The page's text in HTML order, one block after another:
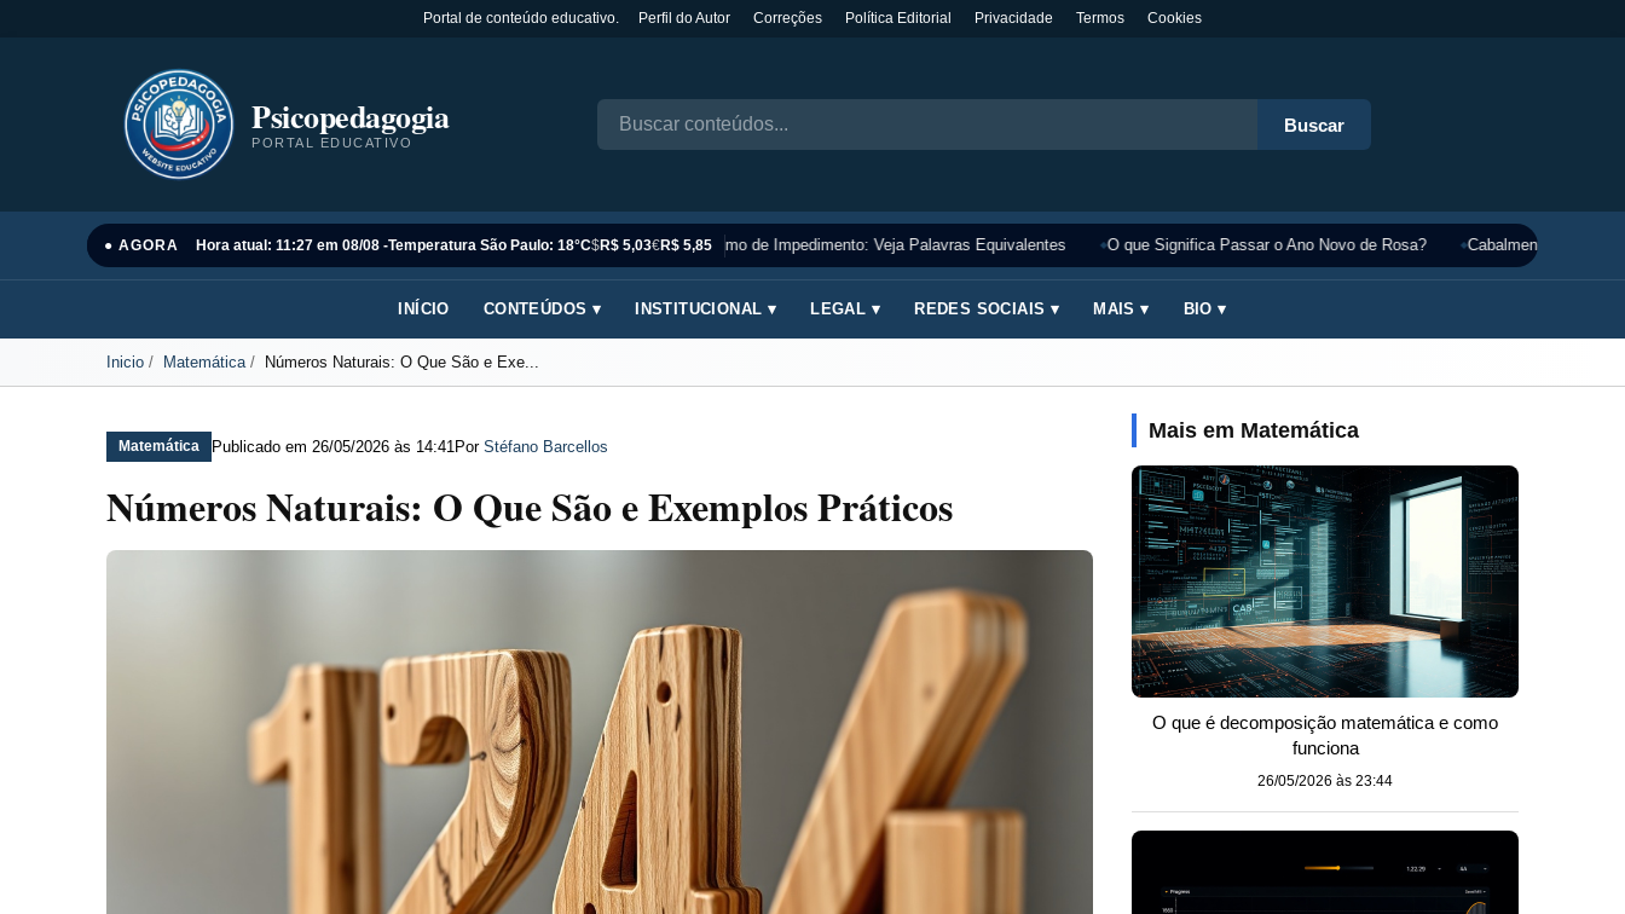
Portal de conteúdo educativo. Perfil do Autor Correções Política Editorial Privacidade Termos Cookies
Psicopedagogia
PORTAL EDUCATIVO
Buscar
● AGORA Hora atual: 11:27 em 08/08 -Temperatura São Paulo: 18°C$R$ 5,03€R$ 5,85
Sinônimo de Impedimento: Veja Palavras Equivalentes O que Significa Passar o Ano Novo de Rosa? Cabalmente
INÍCIO CONTEÚDOS ▾ INSTITUCIONAL ▾ LEGAL ▾ REDES SOCIAIS ▾ MAIS ▾ BIO ▾
Inicio Matemática Números Naturais: O Que São e Exe...
Matemática Publicado em 26/05/2026 às 14:41 Por Stéfano Barcellos
Números Naturais: O Que São e Exemplos Práticos
Mais em Matemática
O que é decomposição matemática e como
funciona
26/05/2026 às 23:44